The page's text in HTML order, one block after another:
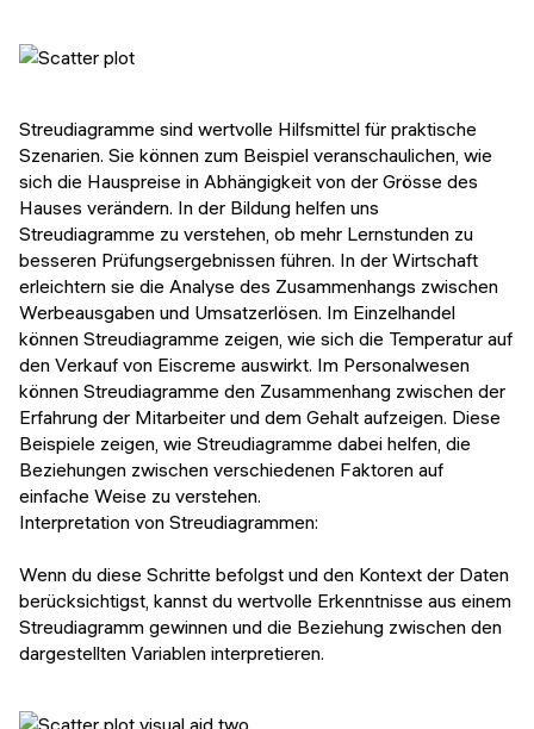
Streudiagramme sind wertvolle Hilfsmittel für praktische
Szenarien. Sie können zum Beispiel veranschaulichen, wie
sich die Hauspreise in Abhängigkeit von der Grösse des
Hauses verändern. In der Bildung helfen uns
Streudiagramme zu verstehen, ob mehr Lernstunden zu
besseren Prüfungsergebnissen führen. In der Wirtschaft
erleichtern sie die Analyse des Zusammenhangs zwischen
Werbeausgaben und Umsatzerlösen. Im Einzelhandel
können Streudiagramme zeigen, wie sich die Temperatur auf
den Verkauf von Eiscreme auswirkt. Im Personalwesen
können Streudiagramme den Zusammenhang zwischen der
Erfahrung der Mitarbeiter und dem Gehalt aufzeigen. Diese
Beispiele zeigen, wie Streudiagramme dabei helfen, die
Beziehungen zwischen verschiedenen Faktoren auf
einfache Weise zu verstehen.
Interpretation von Streudiagrammen:
Wenn du diese Schritte befolgst und den Kontext der Daten
berücksichtigst, kannst du wertvolle Erkenntnisse aus einem
Streudiagramm gewinnen und die Beziehung zwischen den
dargestellten Variablen interpretieren.